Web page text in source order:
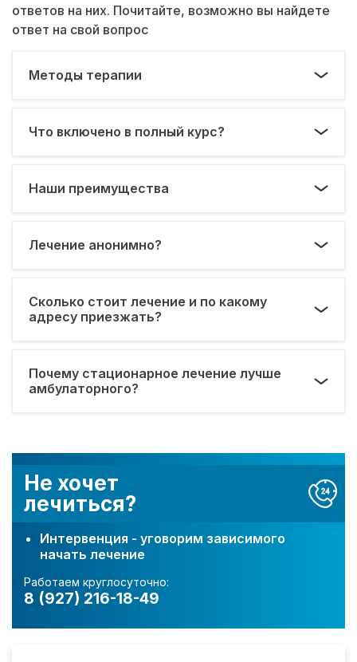
Не хочет
лечиться?
Интервенция - уговорим зависимого
начать лечение
Работаем круглосуточно:
8 (927) 216-18-49
ответов на них. Почитайте, возможно вы найдете
ответ на свой вопрос
Методы терапии
Что включено в полный курс?
Наши преимущества
Лечение анонимно?
Сколько стоит лечение и по какому
адресу приезжать?
Почему стационарное лечение лучше
амбулаторного?